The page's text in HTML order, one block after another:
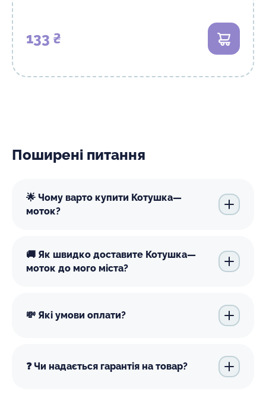
133 ₴ В кошик
Поширені питання
🌟 Чому варто купити Котушка—
моток?
🚚 Як швидко доставите Котушка—
моток до мого міста?
💸 Які умови оплати?
❓ Чи надається гарантія на товар?